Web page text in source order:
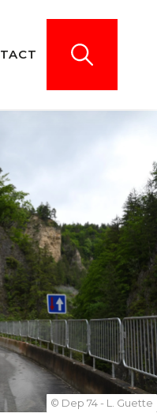
© Dep 74 - L. Guette